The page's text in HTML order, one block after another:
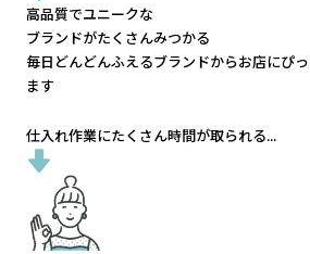
高品質でユニークな
ブランドがたくさんみつかる
毎日どんどんふえるブランドからお店にぴ
ます
仕入れ作業にたくさん時間が取られる...